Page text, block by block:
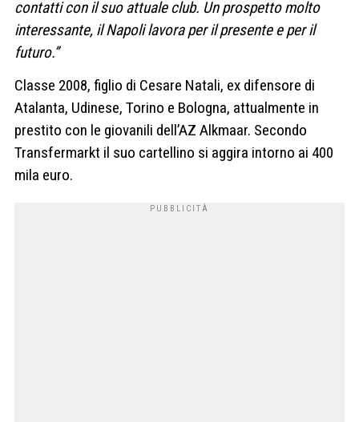
contatti con il suo attuale club. Un prospetto molto
interessante, il Napoli lavora per il presente e per il
futuro.”
Classe 2008, figlio di Cesare Natali, ex difensore di
Atalanta, Udinese, Torino e Bologna, attualmente in
prestito con le giovanili dell’AZ Alkmaar. Secondo
Transfermarkt il suo cartellino si aggira intorno ai 400
mila euro.